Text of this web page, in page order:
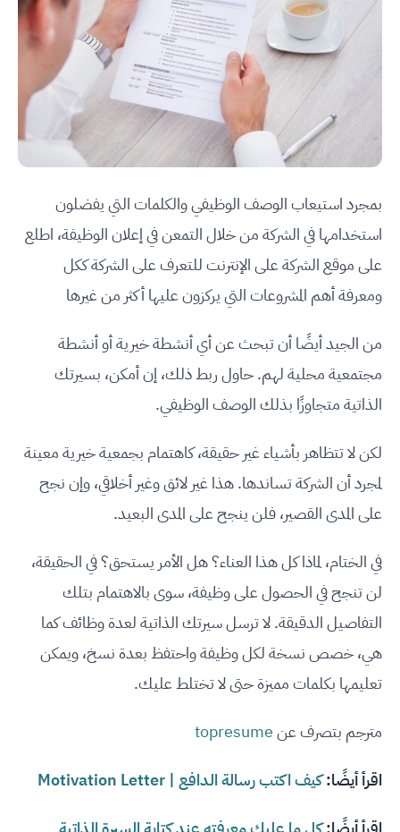
بمجرد استيعاب الوصف الوظيفي والكلمات التي يفضلون
استخدامها في الشركة من خلال التمعن في إعلان الوظيفة، اطلع
على موقع الشركة على الإنترنت للتعرف على الشركة ككل
ومعرفة أهم المشروعات التي يركزون عليها أكثر من غيرها
من الجيد أيضًا أن تبحث عن أي أنشطة خيرية أو أنشطة
مجتمعية محلية لهم. حاول ربط ذلك، إن أمكن، بسيرتك
الذاتية متجاوزًا بذلك الوصف الوظيفي.
لكن لا تتظاهر بأشياء غير حقيقة، كاهتمام بجمعية خيرية معينة
لمجرد أن الشركة تساندها. هذا غير لائق وغير أخلاقي، وإن نجح
على المدى القصير، فلن ينجح على المدى البعيد.
في الختام، لماذا كل هذا العناء؟ هل الأمر يستحق؟ في الحقيقة،
لن تنجح في الحصول على وظيفة، سوى بالاهتمام بتلك
التفاصيل الدقيقة. لا ترسل سيرتك الذاتية لعدة وظائف كما
هي، خصص نسخة لكل وظيفة واحتفظ بعدة نسخ، ويمكن
تعليمها بكلمات مميزة حتى لا تختلط عليك.
مترجم بتصرف عنtopresume
اقرأ أيضًا:كيف اكتب رسالة الدافع | Motivation Letter